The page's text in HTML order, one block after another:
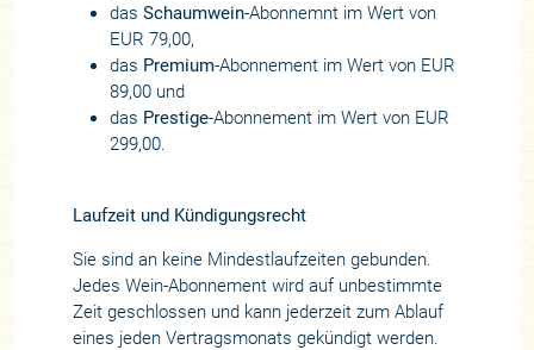
das Schaumwein-Abonnemnt im Wert von
EUR 79,00,
das Premium-Abonnement im Wert von EUR
89,00 und
das Prestige-Abonnement im Wert von EUR
299,00.
Laufzeit und Kündigungsrecht
Sie sind an keine Mindestlaufzeiten gebunden.
Jedes Wein-Abonnement wird auf unbestimmte
Zeit geschlossen und kann jederzeit zum Ablauf
eines jeden Vertragsmonats gekündigt werden.